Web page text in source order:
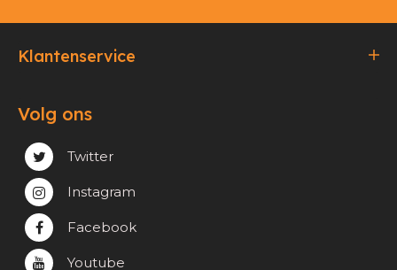
Klantenservice
Verzending & Afhaling
Privacy & cookie beleid
Volg ons
Twitter
Instagram
Facebook
Youtube